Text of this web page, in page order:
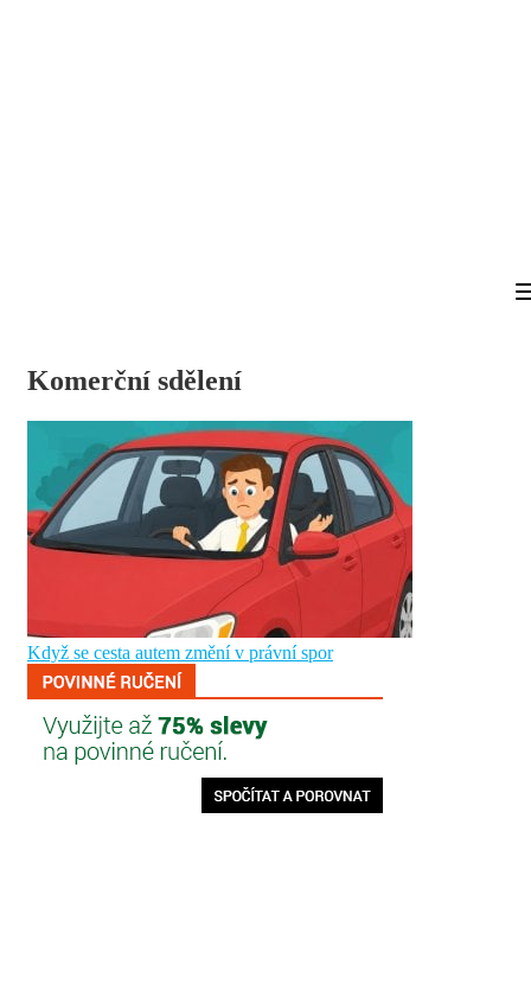
Komerční sdělení
Když se cesta autem změní v právní spor